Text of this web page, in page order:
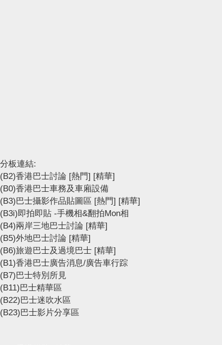
分板連結:
(B2)香港巴士討論 [熱門] [精華]
(B0)香港巴士車務及車廂設備
(B3)巴士攝影作品貼圖區 [熱門] [精華]
(B3i)即拍即貼 -手機相&翻拍Mon相
(B4)兩岸三地巴士討論 [精華]
(B5)外地巴士討論 [精華]
(B6)旅遊巴士及過境巴士 [精華]
(B1)香港巴士廣告消息/廣告車行踪
(B7)巴士特別所見
(B11)巴士精華區
(B22)巴士迷吹水區
(B23)巴士影片分享區